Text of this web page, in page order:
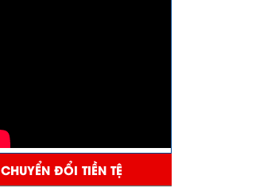
CHUYỂN ĐỔI TIỀN TỆ